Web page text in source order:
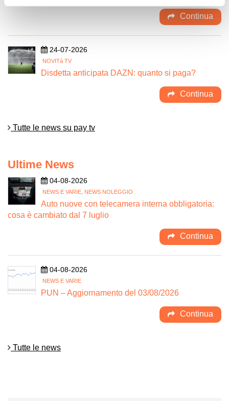
Continua
24-07-2026
NOVITà TV
Disdetta anticipata DAZN: quanto si paga?
Continua
Tutte le news su pay tv
Ultime News
04-08-2026
NEWS E VARIE, NEWS NOLEGGIO
Auto nuove con telecamera interna obbligatoria:
cosa è cambiato dal 7 luglio
Continua
04-08-2026
NEWS E VARIE
PUN – Aggiornamento del 03/08/2026
Continua
Tutte le news